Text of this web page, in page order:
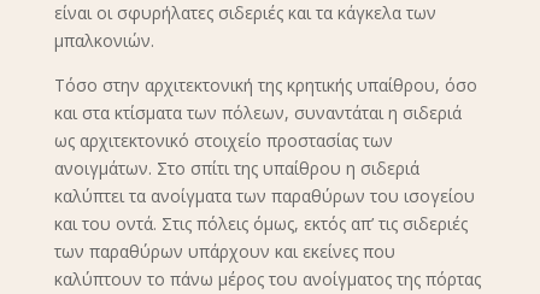
είναι οι σφυρήλατες σιδεριές και τα κάγκελα των
μπαλκονιών.
Τόσο στην αρχιτεκτονική της κρητικής υπαίθρου, όσο
και στα κτίσματα των πόλεων, συναντάται η σιδεριά
ως αρχιτεκτονικό στοιχείο προστασίας των
ανοιγμάτων. Στο σπίτι της υπαίθρου η σιδεριά
καλύπτει τα ανοίγματα των παραθύρων του ισογείου
και του οντά. Στις πόλεις όμως, εκτός απ’ τις σιδεριές
των παραθύρων υπάρχουν και εκείνες που
καλύπτουν το πάνω μέρος του ανοίγματος της πόρτας